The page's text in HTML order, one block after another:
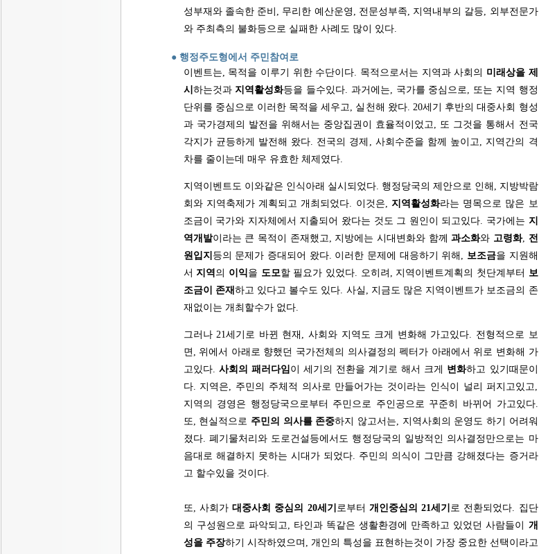
성부재와 졸속한 준비, 무리한 예산운영, 전문성부족, 지역내부의 갈등, 외부전문가
와 주최측의 불화등으로 실패한 사례도 많이 있다.
● 행정주도형에서 주민참여로
이벤트는, 목적을 이루기 위한 수단이다. 목적으로서는 지역과 사회의 미래상을 제
시 하는것과 지역활성화등을 들수있다. 과거에는, 국가를 중심으로, 또는 지역 행정
단위를 중심으로 이러한 목적을 세우고, 실천해 왔다. 20세기 후반의 대중사회 형성
과 국가경제의 발전을 위해서는 중앙집권이 효율적이었고, 또 그것을 통해서 전국
각지가 균등하게 발전해 왔다. 전국의 경제, 사회수준을 함께 높이고, 지역간의 격
차를 줄이는데 매우 유효한 체제였다.
지역이벤트도 이와같은 인식아래 실시되었다. 행정당국의 제안으로 인해, 지방박람
회와 지역축제가 계획되고 개최되었다. 이것은, 지역활성화라는 명목으로 많은 보
조금이 국가와 지자체에서 지출되어 왔다는 것도 그 원인이 되고있다. 국가에는 지
역개발이라는 큰 목적이 존재했고, 지방에는 시대변화와 함께과소화와 고령화, 전
원입지 등의 문제가 증대되어 왔다. 이러한 문제에 대응하기 위해, 보조금을 지원해
서 지역 의 이익 을 도모할 필요가 있었다. 오히려, 지역이벤트계획의 첫단계부터 보
조금이 존재 하고 있다고 볼수도 있다. 사실, 지금도 많은 지역이벤트가 보조금의 존
재없이는 개최할수가 없다.
그러나 21세기로 바뀐 현재, 사회와 지역도 크게 변화해 가고있다. 전형적으로 보
면, 위에서 아래로 향했던 국가전체의 의사결정의 펙터가 아래에서 위로 변화해 가
고있다. 사회의 패러다임 이 세기의 전환을 계기로 해서 크게 변화하고 있기때문이
다. 지역은, 주민의 주체적 의사로 만들어가는 것이라는 인식이 널리 퍼지고있고,
지역의 경영은 행정당국으로부터 주민으로 주인공으로 꾸준히 바뀌어 가고있다.
또, 현실적으로 주민의 의사를 존중하지 않고서는, 지역사회의 운영도 하기 어려워
졌다. 폐기물처리와 도로건설등에서도 행정당국의 일방적인 의사결정만으로는 마
음대로 해결하지 못하는 시대가 되었다. 주민의 의식이 그만큼 강해졌다는 증거라
고 할수있을 것이다.
또, 사회가 대중사회 중심의 20세기 로부터 개인중심의 21세기 로 전환되었다. 집단
의 구성원으로 파악되고, 타인과 똑같은 생활환경에 만족하고 있었던 사람들이 개
성을 주장하기 시작하였으며, 개인의 특성을 표현하는것이 가장 중요한 선택이라고